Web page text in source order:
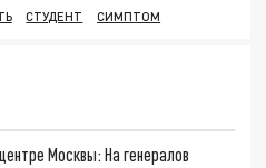
СТУДЕНТ СИМПТОМ
Москвы: На генералов